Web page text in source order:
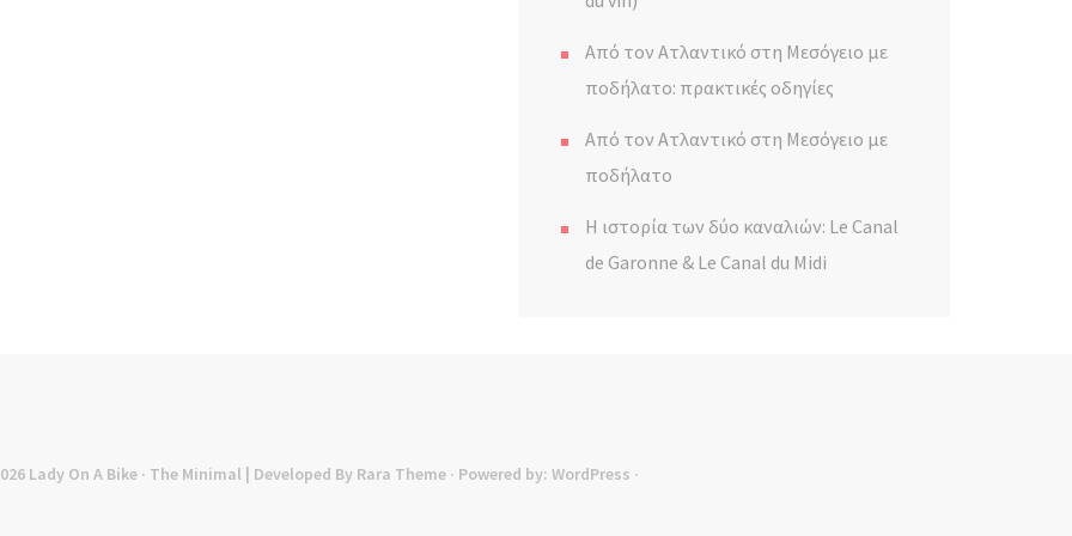
Από τον Ατλαντικό στη Μεσόγειο με
ποδήλατο: πρακτικές οδηγίες
Από τον Ατλαντικό στη Μεσόγειο με
ποδήλατο
Η ιστορία των δύο καναλιών: Le Canal
de Garonne & Le Canal du Midi
Lady On A Bike · The Minimal | Developed By Rara Theme · Powered by: WordPress ·